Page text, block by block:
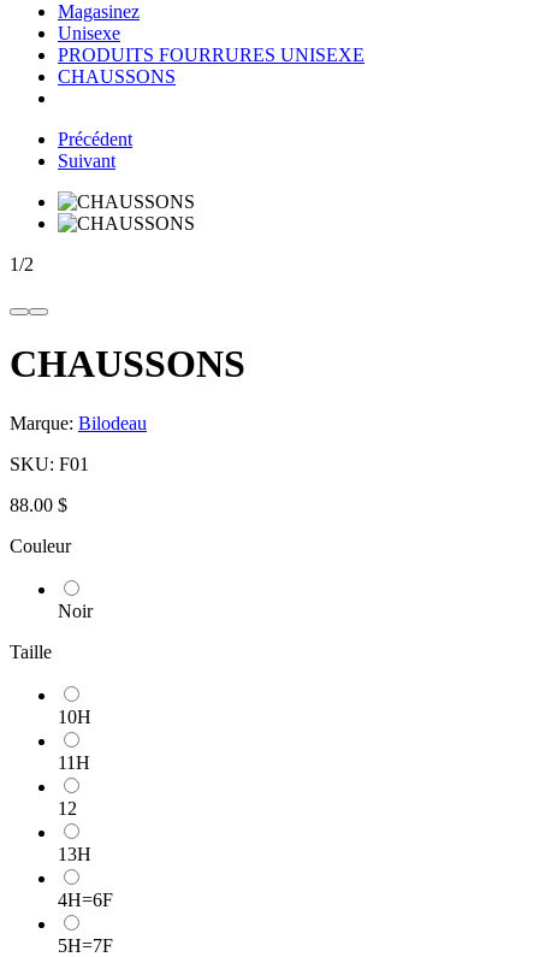
Magasinez
Unisexe
PRODUITS FOURRURES UNISEXE
CHAUSSONS
Précédent
Suivant
1/2
CHAUSSONS
Marque: Bilodeau
SKU: F01
88.00 $
Couleur
Noir
Taille
10H
11H
12
13H
4H=6F
5H=7F